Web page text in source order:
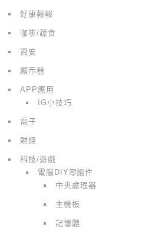
好康報報
咖啡/蔬食
資安
顯示器
APP應用
IG小技巧
電子
財經
科技/遊戲
電腦DIY零組件
中央處理器
主機板
記憶體